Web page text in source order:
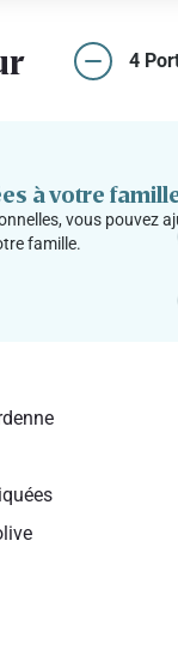
4
à votre
vous pouvez
famille.